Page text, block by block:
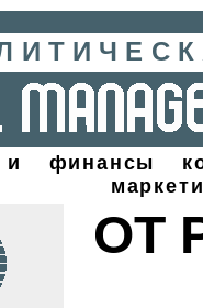
и финансы
ОТ